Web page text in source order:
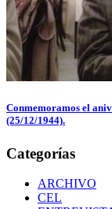
Conmemoramos el
(25/12/1944).
Categorías
ARCHIVO
CEL